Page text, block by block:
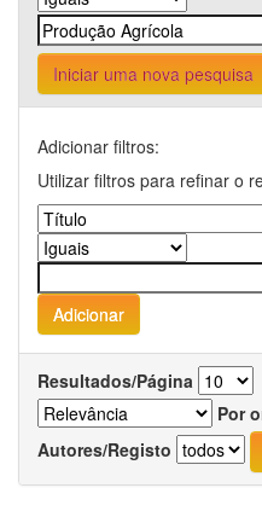
Iniciar uma nova pesquisa
Adicionar filtros:
Utilizar filtros para refinar o
Resultados/Página
Por
Autores/Registo